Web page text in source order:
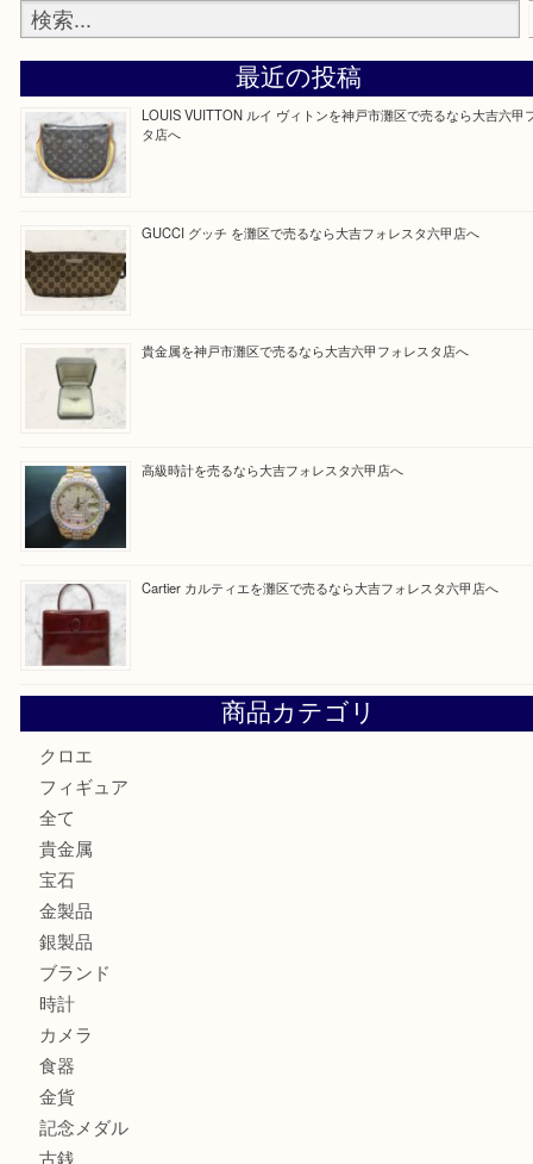
よくあるご質問集
大吉のフォレスタ六甲店に来てよかった！そう思っていただけるよ
定させていただきます。
Facebook
Twitter
Line
LOUIS VUITTON ルイ ヴィトンを神戸市灘区で売るなら大
貴金属を神戸市灘区で売るなら大吉六甲フォレスタ店へ